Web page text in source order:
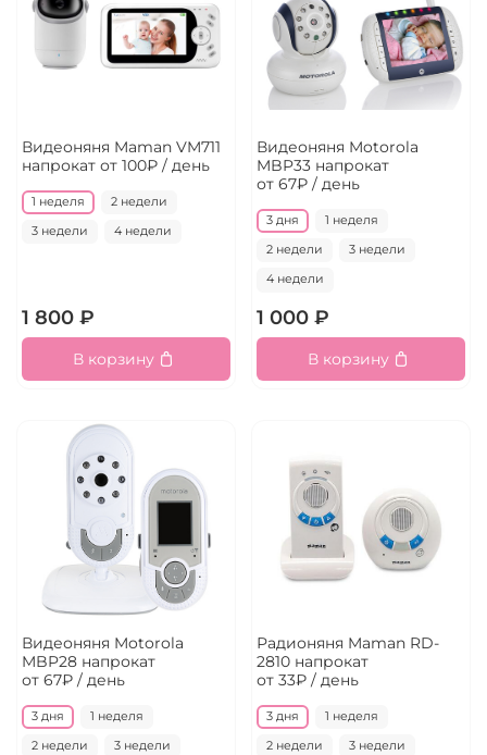
Видеоняня Maman VM711
напрокатот 100₽ / день
1 неделя 2 недели
3 недели 4 недели
1 800 ₽
В корзину
Видеоняня Motorola
MBP33 напрокат
от 67₽ / день
3 дня 1 неделя
2 недели 3 недели
4 недели
1 000 ₽
В корзину
Видеоняня Motorola
MBP28 напрокат
от 67₽ / день
3 дня 1 неделя
2 недели 3 недели
Радионяня Maman RD-
2810 напрокат
от 33₽ / день
3 дня 1 неделя
2 недели 3 недели